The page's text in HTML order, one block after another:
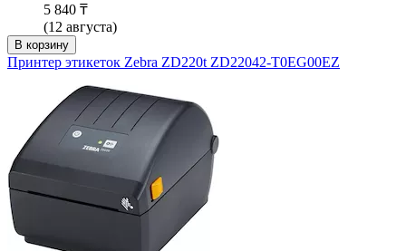
5 840 ₸
(12 августа)
В корзину
Принтер этикеток Zebra ZD220t ZD22042-T0EG00EZ